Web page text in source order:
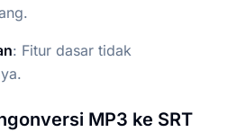
: Fitur dasar tidak
MP3 ke SRT